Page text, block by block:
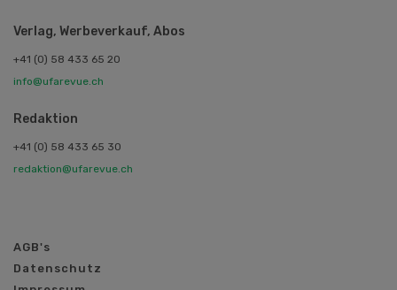
Verlag, Werbeverkauf, Abos
+41 (0) 58 433 65 20
info@ufarevue.ch
Redaktion
+41 (0) 58 433 65 30
redaktion@ufarevue.ch
AGB's
Datenschutz